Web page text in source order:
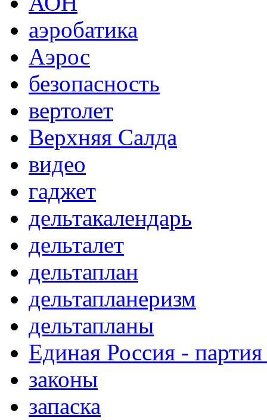
аэробатика
Аэрос
безопасность
вертолет
Верхняя Салда
видео
гаджет
дельтакалендарь
дельталет
дельтаплан
дельтапланеризм
дельтапланы
Единая Россия -
законы
запаска